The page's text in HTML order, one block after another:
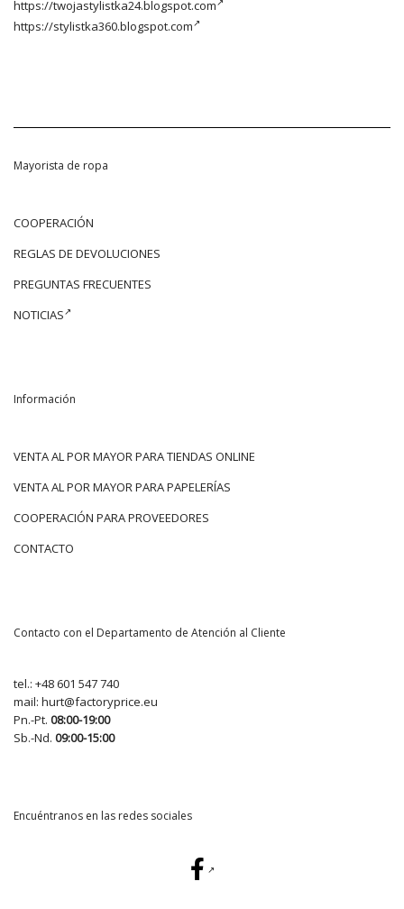
https://twojastylistka24.blogspot.com
https://stylistka360.blogspot.com
Mayorista de ropa
COOPERACIÓN
REGLAS DE DEVOLUCIONES
PREGUNTAS FRECUENTES
NOTICIAS
Información
VENTA AL POR MAYOR PARA TIENDAS ONLINE
VENTA AL POR MAYOR PARA PAPELERÍAS
COOPERACIÓN PARA PROVEEDORES
CONTACTO
Contacto con el Departamento de Atención al Cliente
tel.: +48 601 547 740
mail: hurt@factoryprice.eu
Pn.-Pt. 08:00-19:00
Sb.-Nd. 09:00-15:00
Encuéntranos en las redes sociales